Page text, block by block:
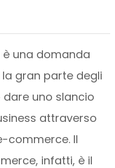
è una domanda
gran parte degli
uno slancio
attraverso
commerce. Il
infatti, è il